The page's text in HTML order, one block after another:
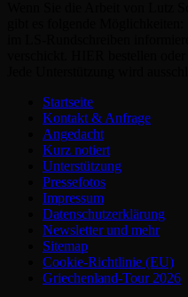
Startseite
Kontakt & Anfrage
Angedacht
Kurz notiert
Unterstützung
Pressefotos
Impressum
Datenschutzerklärung
Newsletter und mehr
Sitemap
Cookie-Richtlinie (EU)
Griechenland-Tour 2026